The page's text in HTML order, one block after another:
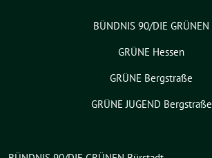
BÜNDNIS 90/DIE GRÜNEN
GRÜNE Hessen
GRÜNE Bergstraße
GRÜNE JUGEND Bergstraße